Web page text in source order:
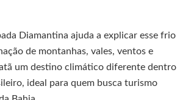
Diamantina ajuda a explicar esse frio
de montanhas, vales, ventos e
um destino climático diferente dentro
ideal para quem busca turismo